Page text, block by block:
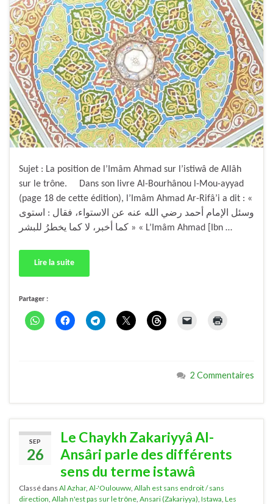
Sujet : La position de l’Imâm Ahmad sur l’istiwâ de Allâh
sur le trône. Dans son livre Al-Bourhânou l-Mou-ayyad
(page 18 de cette édition), l’Imâm Ahmad Ar-Rifâ’i a dit : «
وسئل الإمام أحمد رضي الله عنه عن الاستواء، فقال : استوى
كما أخبر، لا كما يخطرُ للبشر » « L’Imâm Ahmad [Ibn …
Lire la suite
Partager :
2 Commentaires
SEP
26
Le Chaykh Zakariyyâ Al-
Ansâri parle des différents
sens du terme istawâ
Classé dans Al Azhar, Al-'Oulouww Allah est sans endroit / sans
direction Allah n'est pas sur le trône Ansari (Zakariyya) Istawa Les